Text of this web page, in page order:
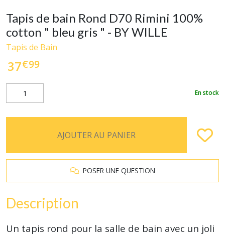
Tapis de bain Rond D70 Rimini 100%
cotton " bleu gris " - BY WILLE
Tapis de Bain
37€99
En stock
AJOUTER AU PANIER
POSER UNE QUESTION
Description
Un tapis rond pour la salle de bain avec un joli